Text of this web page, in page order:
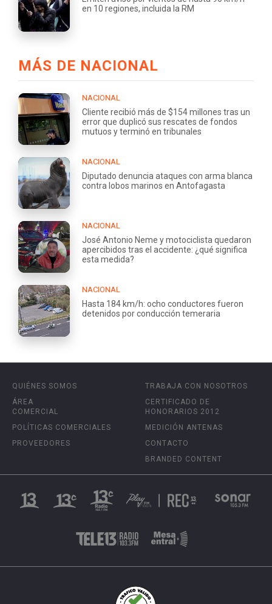
en 10 regiones, incluida la RM
MÁS DE NACIONAL
NACIONAL
Cliente recibió más de $154 millones tras un
error que duplicó sus rescates de fondos
mutuos y terminó en tribunales
NACIONAL
Diputado denuncia ataques con arma blanca
contra lobos marinos en Antofagasta
NACIONAL
José Antonio Neme y motociclista quedaron
apercibidos tras el accidente: ¿qué significa
esta medida?
NACIONAL
Hasta 184 km/h: ocho conductores fueron
detenidos por conducción temeraria
QUIÉNES SOMOS
ÁREA
COMERCIAL
POLÍTICAS COMERCIALES
PROVEEDORES
TRABAJA CON NOSOTROS
CERTIFICADO DE
HONORARIOS 2012
MEDICIÓN ANTENAS
CONTACTO
BRANDED CONTENT